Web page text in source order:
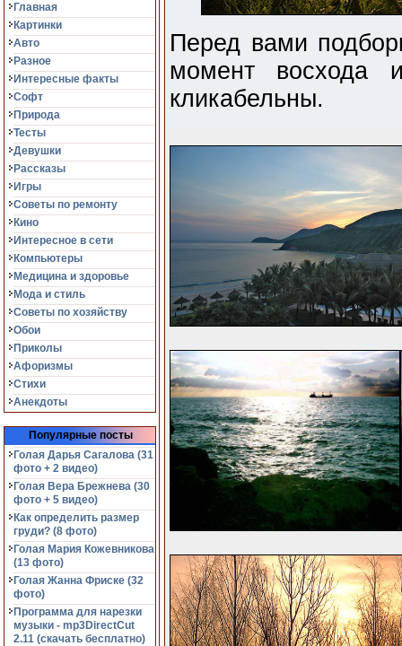
Главная
Картинки
Авто
Разное
Интересные факты
Софт
Природа
Тесты
Девушки
Рассказы
Игры
Советы по ремонту
Кино
Интересное в сети
Компьютеры
Медицина и здоровье
Мода и стиль
Советы по хозяйству
Обои
Приколы
Афоризмы
Стихи
Анекдоты
Популярные посты
Голая Дарья Сагалова (31
фото + 2 видео)
Голая Вера Брежнева (30
фото + 5 видео)
Как определить размер
груди? (8 фото)
Голая Мария Кожевникова
(13 фото)
Голая Жанна Фриске (32
фото)
Программа для нарезки
музыки - mp3DirectCut
2.11 (cкачать бесплатно)
Перед вами
момент восхода
кликабельны.